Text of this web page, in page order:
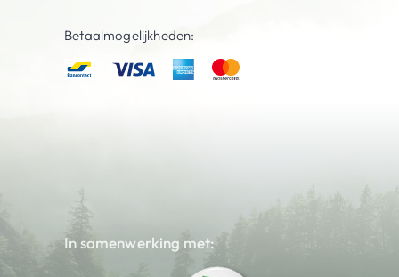
Betaalmogelijkheden:
In samenwerking met: